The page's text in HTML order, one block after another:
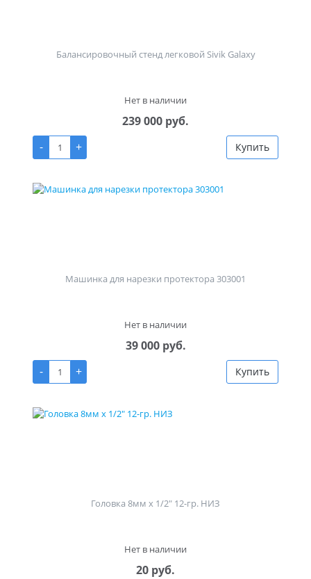
Балансировочный стенд легковой Sivik Galaxy
Нет в наличии
239 000 руб.
-
+ Купить
Машинка для нарезки протектора 303001
Нет в наличии
39 000 руб.
-
+ Купить
Головка 8мм х 1/2" 12-гр. НИЗ
Нет в наличии
20 руб.